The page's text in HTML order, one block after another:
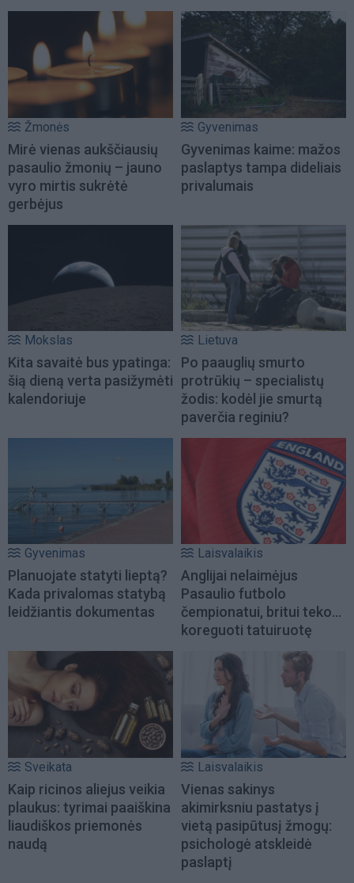
Žmonės
Mirė vienas aukščiausių
pasaulio žmonių – jauno
vyro mirtis sukrėtė
gerbėjus
Gyvenimas
Gyvenimas kaime: mažos
paslaptys tampa dideliais
privalumais
Mokslas
Kita savaitė bus ypatinga:
šią dieną verta pasižymėti
kalendoriuje
Lietuva
Po paauglių smurto
protrūkių – specialistų
žodis: kodėl jie smurtą
paverčia reginiu?
Gyvenimas
Planuojate statyti lieptą?
Kada privalomas statybą
leidžiantis dokumentas
Laisvalaikis
Anglijai nelaimėjus
Pasaulio futbolo
čempionatui, britui teko...
koreguoti tatuiruotę
Sveikata
Kaip ricinos aliejus veikia
plaukus: tyrimai paaiškina
liaudiškos priemonės
naudą
Laisvalaikis
Vienas sakinys
akimirksniu pastatys į
vietą pasipūtusį žmogų:
psichologė atskleidė
paslaptį